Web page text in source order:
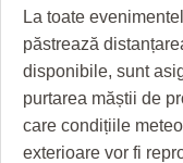
La toate
păstrează
disponibile, sunt
purtarea măștii de
care condițiile
exterioare vor fi